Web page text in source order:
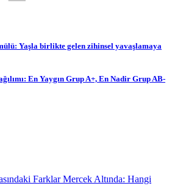
Yaşla birlikte gelen zihinsel yavaşlamaya
En Yaygın Grup A+, En Nadir Grup AB-